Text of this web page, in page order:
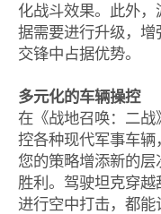
化战斗效果。此外
据需要进行升级，
交锋中占据优势。
多元化的车辆操控
在《战地召唤：二
控各种现代军事车
您的策略增添新的
胜利。驾驶坦克穿
进行空中打击，都能